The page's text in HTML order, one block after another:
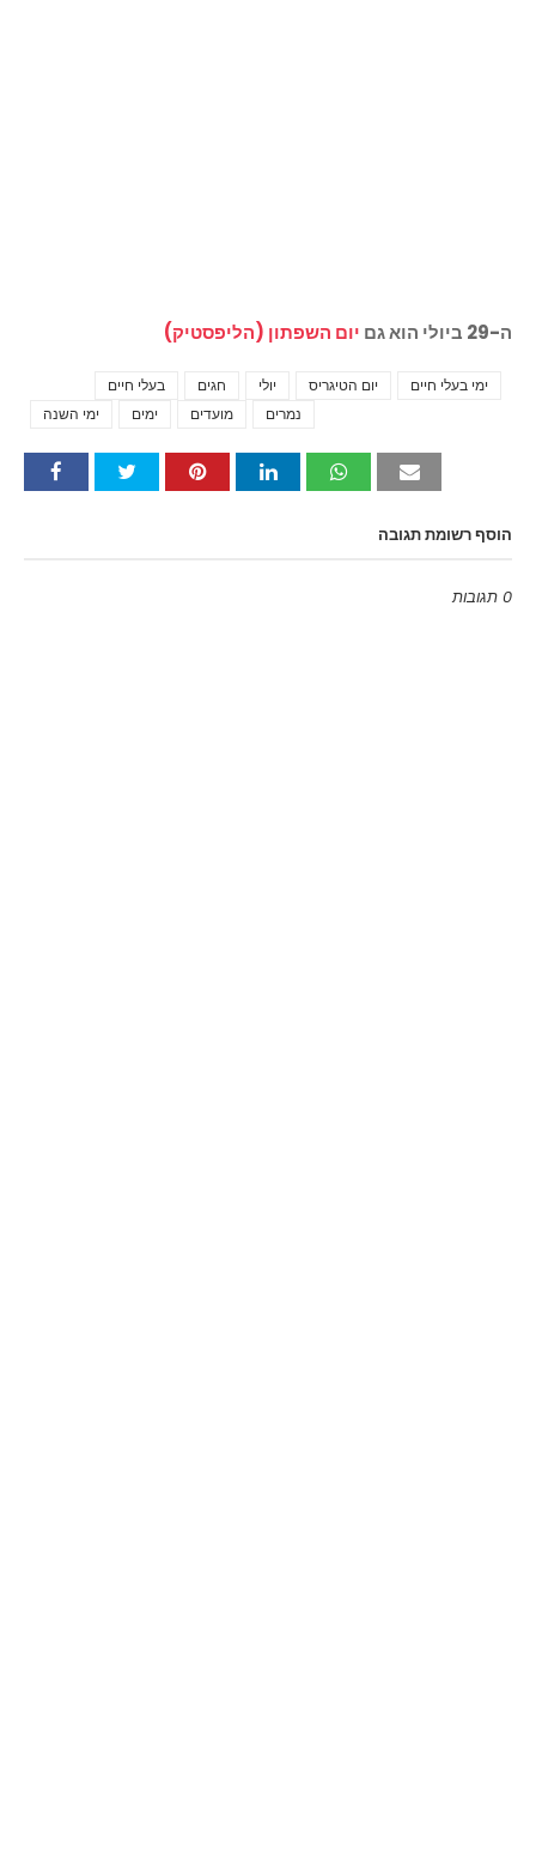
ה-29 ביולי הוא גם יום השפתון (הליפסטיק)
בעלי חיים חגים יולי יום הטיגריס
ימי בעלי חיים
ימי השנה
ימים מועדים נמרים
הוסף רשומת תגובה
0 תגובות